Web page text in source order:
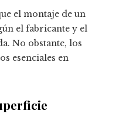
el montaje de un
el fabricante y el
No obstante, los
esenciales en